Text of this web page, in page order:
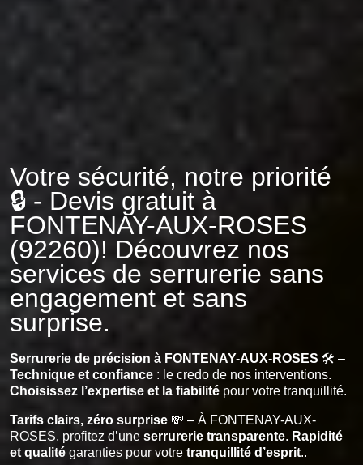
Votre sécurité, notre priorité
🔒 - Devis gratuit à
FONTENAY-AUX-ROSES
(92260)! Découvrez nos
services de serrurerie sans
engagement et sans
surprise.
Serrurerie de précision à FONTENAY-AUX-ROSES 🛠️ –
Technique et confiance : le credo de nos interventions.
Choisissez l’expertise et la fiabilité pour votre tranquillité.
Tarifs clairs, zéro surprise 💸 – À FONTENAY-AUX-
ROSES, profitez d’une serrurerie transparente. Rapidité
et qualité garanties pour votre tranquillité d’esprit..